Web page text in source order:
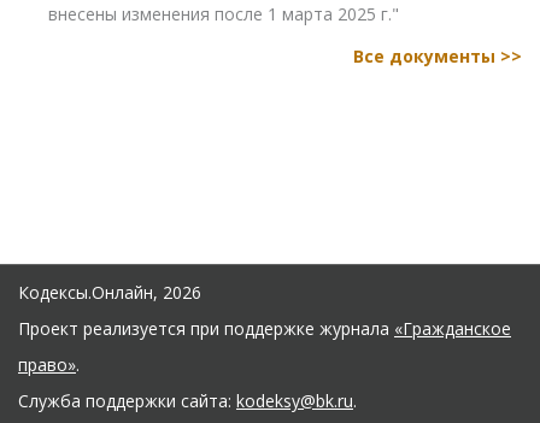
внесены изменения после 1 марта 2025 г."
Все документы >>
Кодексы.Онлайн, 2026
Проект реализуется при поддержке журнала «Гражданское
право».
Служба поддержки сайта: kodeksy@bk.ru.